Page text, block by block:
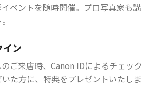
ベントを随時開催。プロ写真家も講
イン
ご来店時、Canon IDによるチェック
た方に、特典をプレゼントいたしま